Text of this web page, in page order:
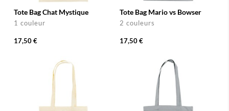
Tote Bag Chat Mystique
1 couleur
17,50 €
Tote Bag Mario vs Bowser
2 couleurs
17,50 €